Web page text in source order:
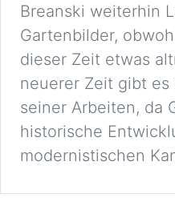
Breanski weiterhin
Gartenbilder,
dieser Zeit etwas
neuerer Zeit gibt
seiner Arbeiten, da
historische
modernistischen